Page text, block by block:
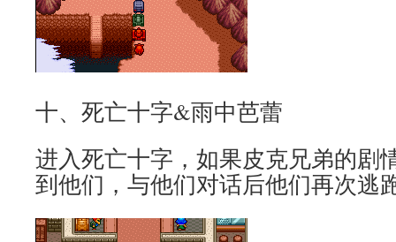
十、死亡十字&雨中芭蕾
进入死亡十字，如果皮克兄弟的剧
到他们，与他们对话后他们再次逃